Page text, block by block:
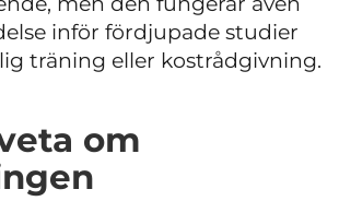
inför fördjupade studier
träning eller kostrådgivning.
om